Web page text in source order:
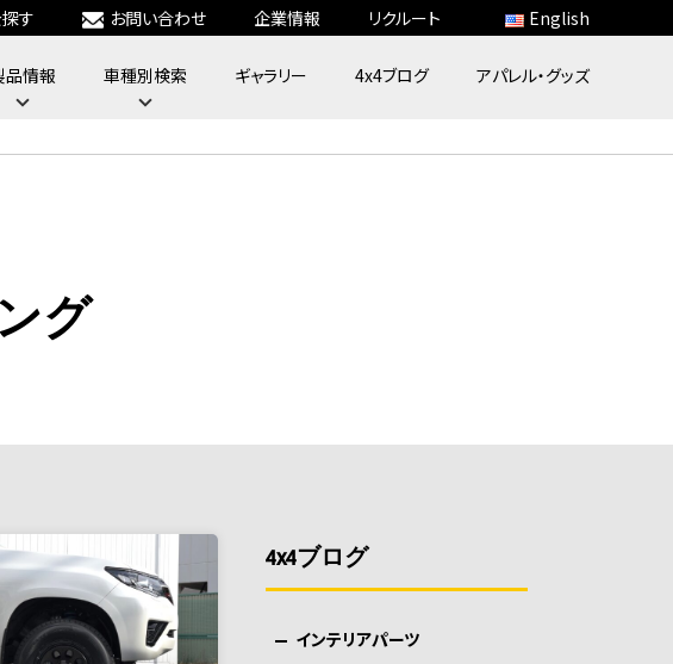
品情報 車種別検索 ギャラリー 4x4ブログ アパレル・グッズ
す お問い合わせ 企業情報 リクルート English
グ
4x4ブログ
インテリアパーツ